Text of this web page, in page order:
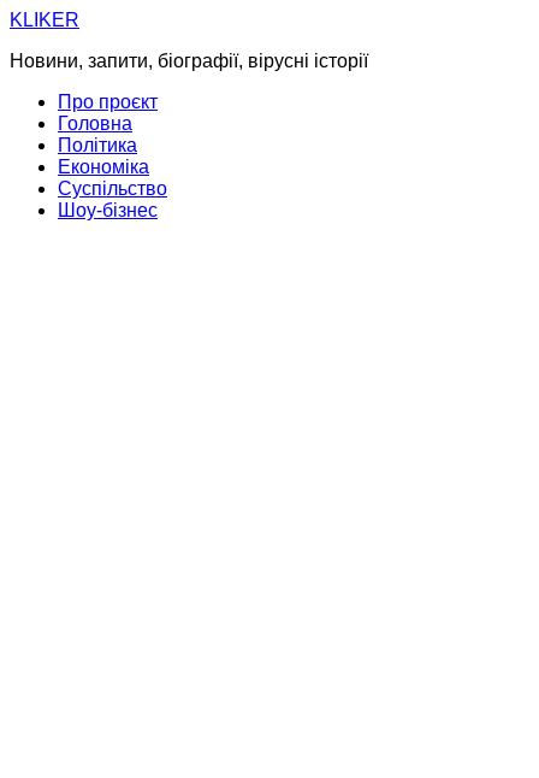
Skip
content
KLIKER
Новини, запити, біографії, вірусні історії
Про проєкт
Головна
Політика
Економіка
Суспільство
Шоу-бізнес